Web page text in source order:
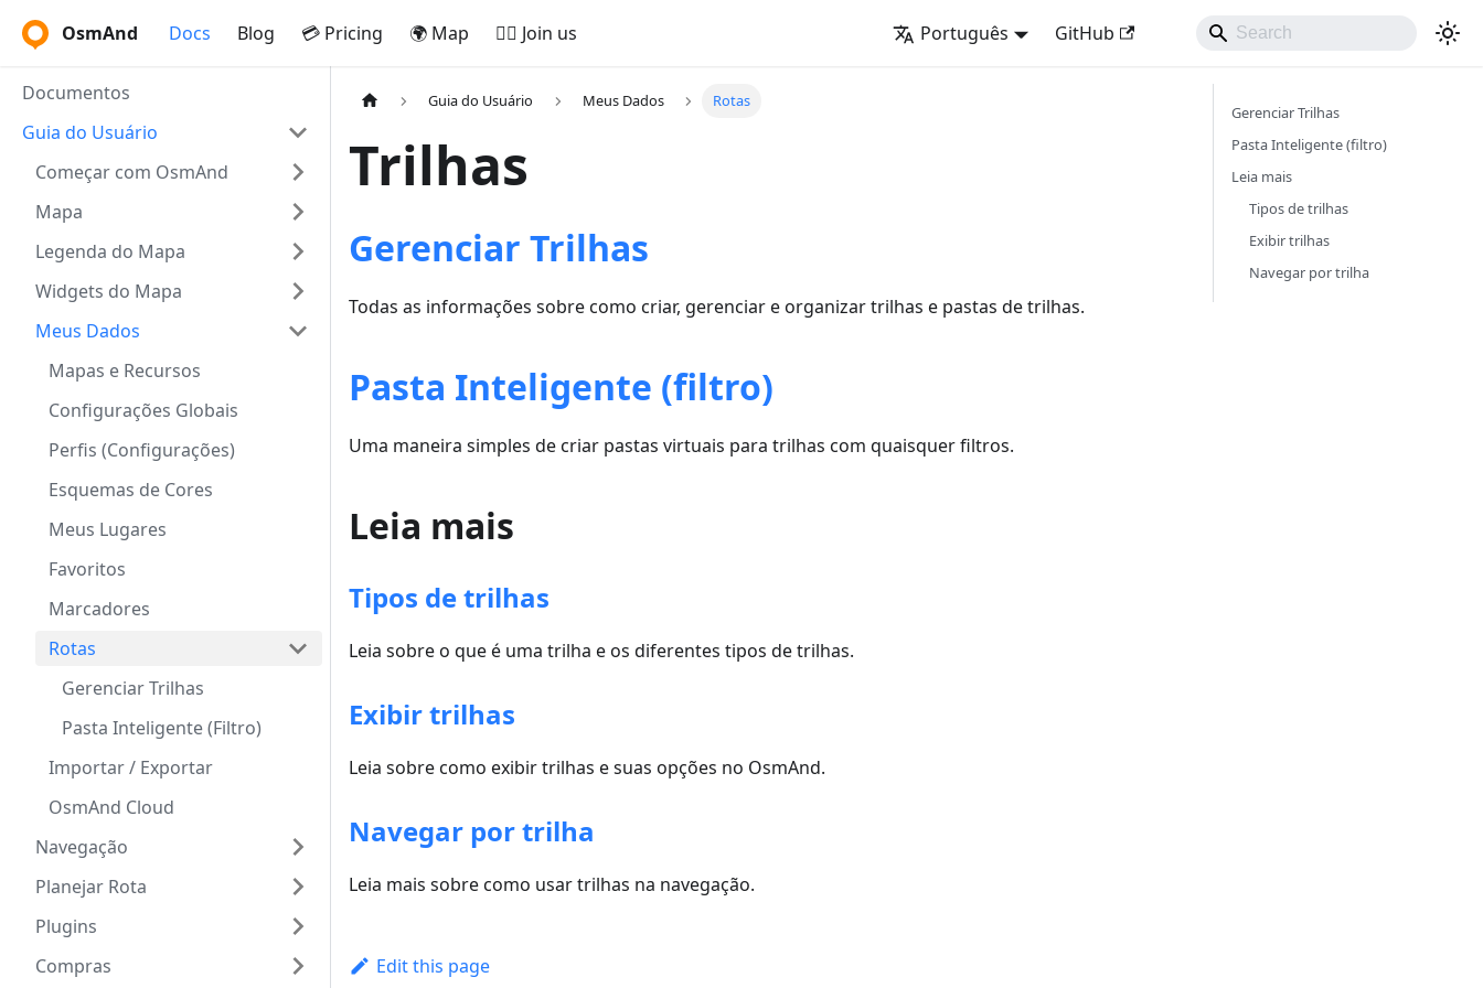
OsmAnd Docs Blog 💳 Pricing 🌍 Map 🚵‍♂️ Join us Português GitHub
Documentos
Guia do Usuário
Começar com OsmAnd
Mapa
Legenda do Mapa
Widgets do Mapa
Meus Dados
Mapas e Recursos
Configurações Globais
Perfis (Configurações)
Esquemas de Cores
Meus Lugares
Favoritos
Marcadores
Rotas
Gerenciar Trilhas
Pasta Inteligente (Filtro)
Importar / Exportar
OsmAnd Cloud
Navegação
Planejar Rota
Plugins
Compras
Guia do Usuário Meus Dados Rotas
Trilhas
Gerenciar Trilhas
Todas as informações sobre como criar, gerenciar e organizar trilhas e pastas de trilhas.
Pasta Inteligente (filtro)
Uma maneira simples de criar pastas virtuais para trilhas com quaisquer filtros.
Leia mais
Tipos de trilhas
Leia sobre o que é uma trilha e os diferentes tipos de trilhas.
Exibir trilhas
Leia sobre como exibir trilhas e suas opções no OsmAnd.
Navegar por trilha
Leia mais sobre como usar trilhas na navegação.
Edit this page
Gerenciar Trilhas
Pasta Inteligente (filtro)
Leia mais
Tipos de trilhas
Exibir trilhas
Navegar por trilha